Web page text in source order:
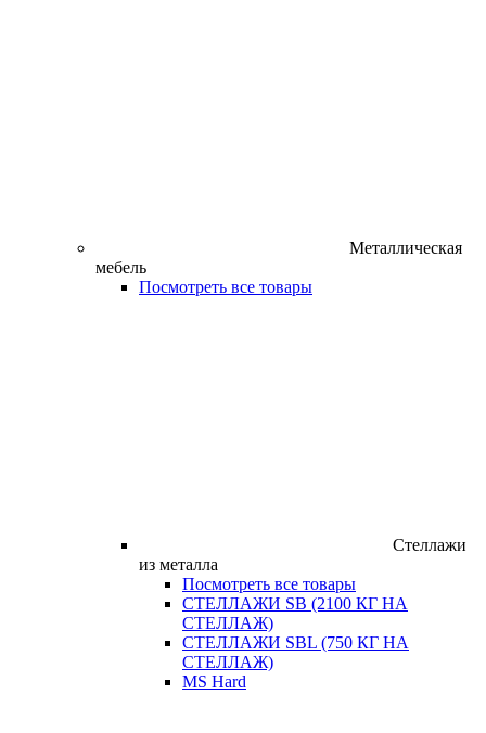
Металлическая
мебель
Посмотреть все товары
Стеллажи
из металла
Посмотреть все товары
СТЕЛЛАЖИ SB (2100 КГ НА
СТЕЛЛАЖ)
СТЕЛЛАЖИ SBL (750 КГ НА
СТЕЛЛАЖ)
MS Hard